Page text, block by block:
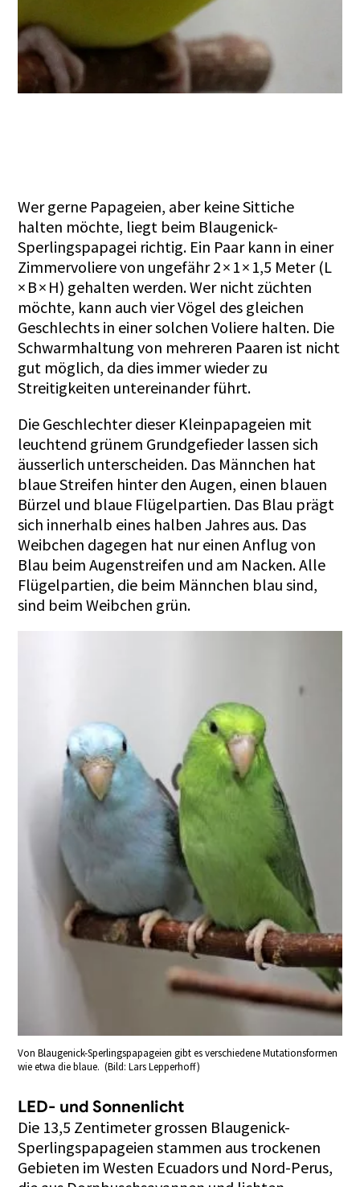
Wer gerne Papageien, aber keine Sittiche
halten möchte, liegt beim Blaugenick-
Sperlingspapagei richtig. Ein Paar kann in einer
Zimmervoliere von ungefähr 2 × 1 × 1,5 Meter (L
× B × H) gehalten werden. Wer nicht züchten
möchte, kann auch vier Vögel des gleichen
Geschlechts in einer solchen Voliere halten. Die
Schwarmhaltung von mehreren Paaren ist nicht
gut möglich, da dies immer wieder zu
Streitigkeiten untereinander führt.
Die Geschlechter dieser Kleinpapageien mit
leuchtend grünem Grundgefieder lassen sich
äusserlich unterscheiden. Das Männchen hat
blaue Streifen hinter den Augen, einen blauen
Bürzel und blaue Flügelpartien. Das Blau prägt
sich innerhalb eines halben Jahres aus. Das
Weibchen dagegen hat nur einen Anflug von
Blau beim Augenstreifen und am Nacken. Alle
Flügelpartien, die beim Männchen blau sind,
sind beim Weibchen grün.
Von Blaugenick-Sperlingspapageien gibt es verschiedene Mutationsformen
wie etwa die blaue. (Bild: Lars Lepperhoff)
LED- und Sonnenlicht
Die 13,5 Zentimeter grossen Blaugenick-
Sperlingspapageien stammen aus trockenen
Gebieten im Westen Ecuadors und Nord-Perus,